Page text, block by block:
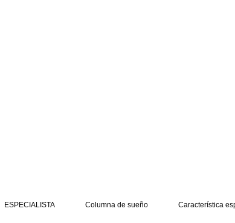
ESPECIALISTA Columna de sueño Característica